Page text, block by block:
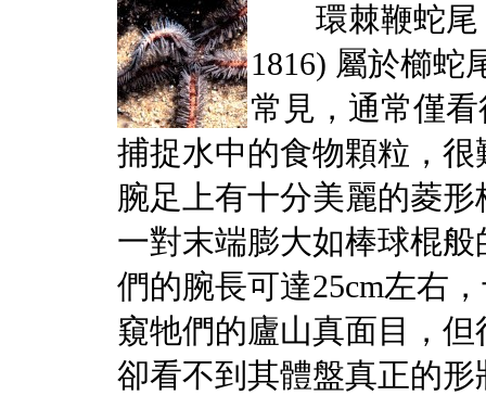
環棘鞭蛇尾
1816) 屬於櫛蛇
常見，通常僅
捕捉水中的食物顆粒，
腕足上有十分美麗的菱
一對末端膨大如棒球棍
們的腕長可達25cm左右
窺牠們的廬山真面目，
卻看不到其體盤真正的形